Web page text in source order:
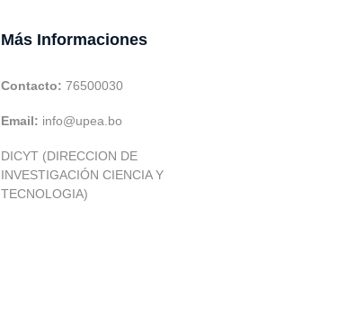
Más Informaciones
Contacto: 76500030
Email: info@upea.bo
DICYT (DIRECCION DE
INVESTIGACIÓN CIENCIA Y
TECNOLOGIA)